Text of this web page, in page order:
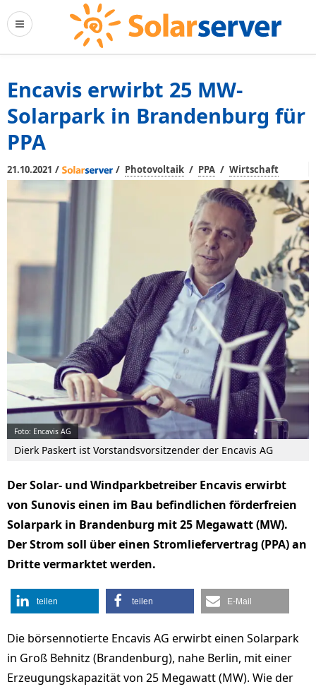
Encavis erwirbt 25 MW-
Solarpark in Brandenburg für
PPA
21.10.2021 / / Photovoltaik / PPA / Wirtschaft
Foto: Encavis AG
Dierk Paskert ist Vorstandsvorsitzender der Encavis AG
Der Solar- und Windparkbetreiber Encavis erwirbt
von Sunovis einen im Bau befindlichen förderfreien
Solarpark in Brandenburg mit 25 Megawatt (MW).
Der Strom soll über einen Stromliefervertrag (PPA) an
Dritte vermarktet werden.
teilen teilen E-Mail
Die börsennotierte Encavis AG erwirbt einen Solarpark
in Groß Behnitz (Brandenburg), nahe Berlin, mit einer
Erzeugungskapazität von 25 Megawatt (MW). Wie der